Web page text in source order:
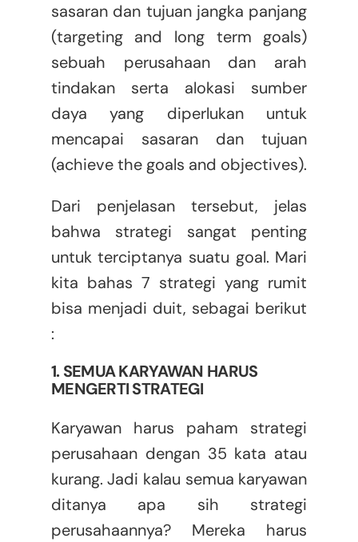
sasaran dan tujuan jangka panjang
(targeting and long term goals)
sebuah perusahaan dan arah
tindakan serta alokasi sumber
daya yang diperlukan untuk
mencapai sasaran dan tujuan
(achieve the goals and objectives).
Dari penjelasan tersebut, jelas
bahwa strategi sangat penting
untuk terciptanya suatu goal. Mari
kita bahas 7 strategi yang rumit
bisa menjadi duit, sebagai berikut
:
1. SEMUA KARYAWAN HARUS
MENGERTI STRATEGI
Karyawan harus paham strategi
perusahaan dengan 35 kata atau
kurang. Jadi kalau semua karyawan
ditanya apa sih strategi
perusahaannya? Mereka harus